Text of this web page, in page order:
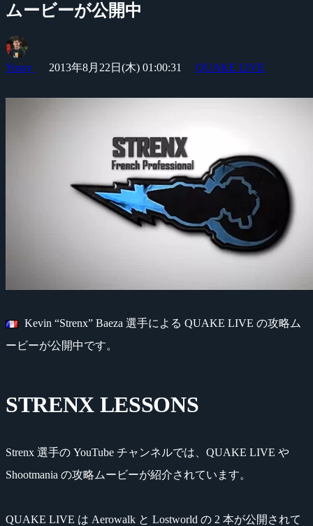
ムービーが公開中
Yossy 2013年8月22日(木) 01:00:31 QUAKE LIVE
Kevin “Strenx” Baeza 選手による QUAKE LIVE の攻略ム
ービーが公開中です。
STRENX LESSONS
Strenx 選手の YouTube チャンネルでは、QUAKE LIVE や
Shootmania の攻略ムービーが紹介されています。
QUAKE LIVE は Aerowalk と Lostworld の 2 本が公開されて